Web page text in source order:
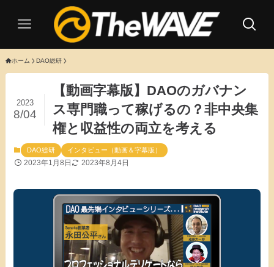
ホーム DAO総研
【動画字幕版】DAOのガバナン
ス専門職って稼げるの？非中央集
権と収益性の両立を考える
2023
8/04
DAO総研 インタビュー（動画＆字幕版）
2023年1月8日 2023年8月4日